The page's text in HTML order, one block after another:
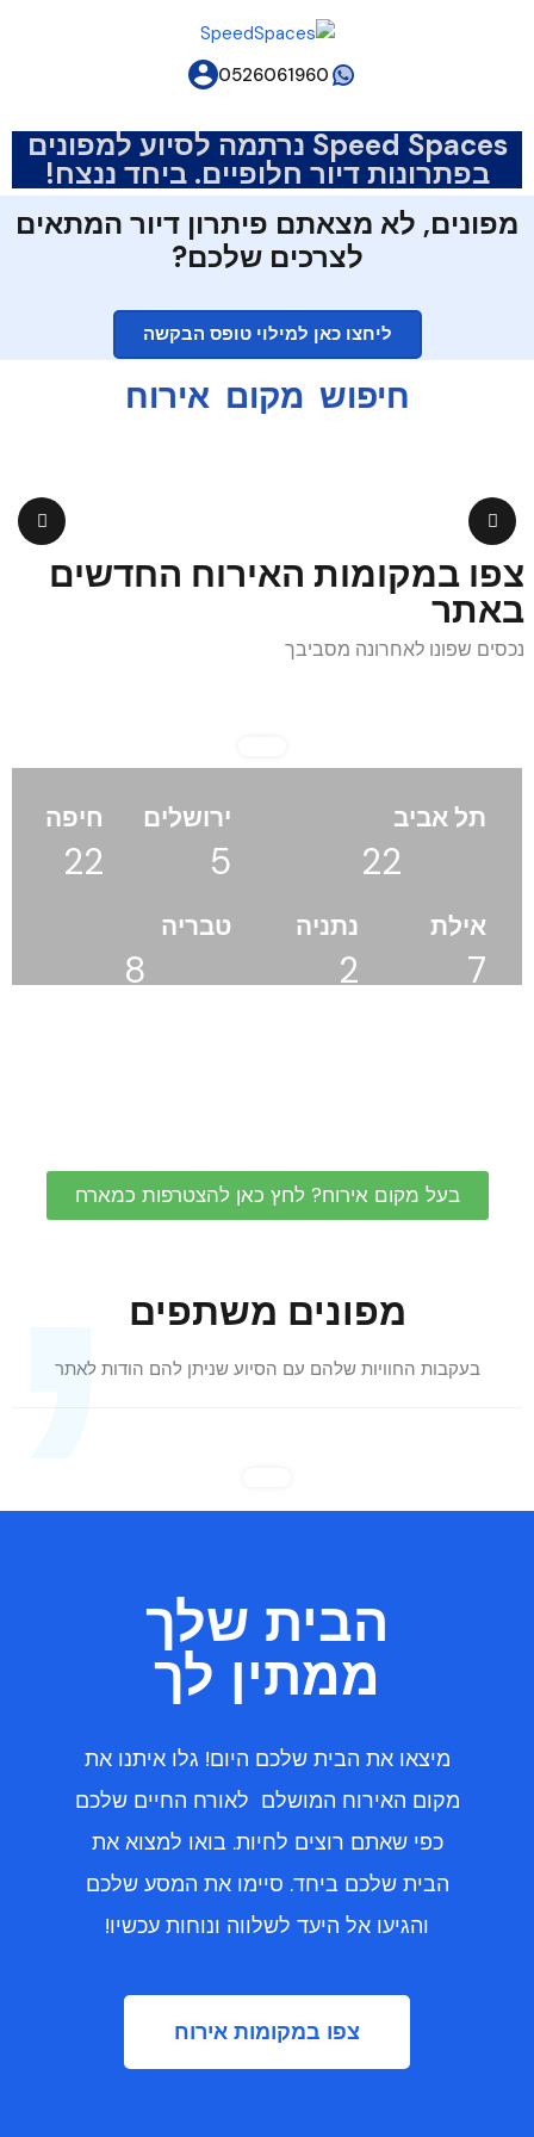
0526061960
Speed Spaces נרתמה לסיוע למפונים
בפתרונות דיור חלופיים. ביחד ננצח!
מפונים, לא מצאתם פיתרון דיור המתאים
לצרכים שלכם?
ליחצו כאן למילוי טופס הבקשה
חיפוש מקום אירוח
צפו במקומות האירוח החדשים
באתר
נכסים שפונו לאחרונה מסביבך
תל אביב
22
ירושלים
5
אירוח
חיפה
22
אילת
7
נתניה
2
טבריה
8
בעל מקום אירוח? לחץ כאן להצטרפות כמארח
מפונים משתפים
בעקבות החוויות שלהם עם הסיוע שניתן להם הודות לאתר
,
הבית שלך
ממתין לך
מיצאו את הבית שלכם היום! גלו איתנו את
מקום האירוח המושלם לאורח החיים שלכם
כפי שאתם רוצים לחיות. בואו למצוא את
הבית שלכם ביחד. סיימו את המסע שלכם
והגיעו אל היעד לשלווה ונוחות עכשיו!
צפו במקומות אירוח